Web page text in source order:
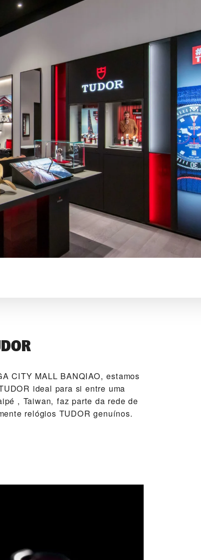
CITY MALL BANQIAO‬, estamos
ideal para si entre uma
, Taiwan, faz parte da rede de
relógios TUDOR genuínos.